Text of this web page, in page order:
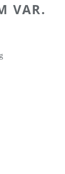
VAR.